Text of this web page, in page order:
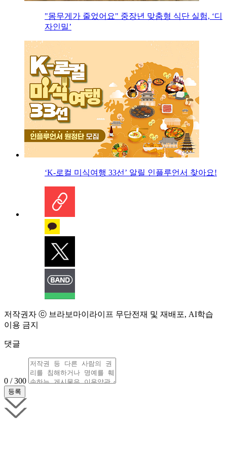
"몸무게가 줄었어요" 중장년 맞춤형 식단 실험, ‘디
자인밀’
‘K-로컬 미식여행 33선’ 알릴 인플루언서 찾아요!
저작권자 ⓒ 브라보마이라이프 무단전재 및 재배포, AI학습
이용 금지
댓글
0 / 300